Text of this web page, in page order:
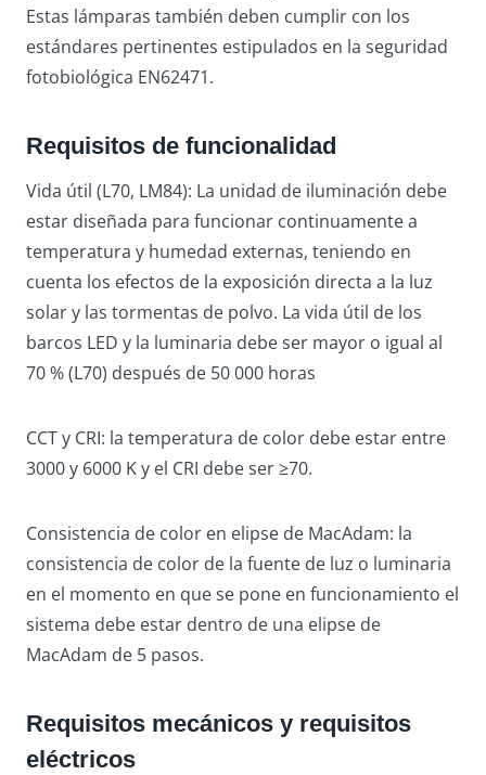
Estas lámparas también deben cumplir con los
estándares pertinentes estipulados en la seguridad
fotobiológica EN62471.
Requisitos de funcionalidad
Vida útil (L70, LM84): La unidad de iluminación debe
estar diseñada para funcionar continuamente a
temperatura y humedad externas, teniendo en
cuenta los efectos de la exposición directa a la luz
solar y las tormentas de polvo. La vida útil de los
barcos LED y la luminaria debe ser mayor o igual al
70 % (L70) después de 50 000 horas
CCT y CRI: la temperatura de color debe estar entre
3000 y 6000 K y el CRI debe ser ≥70.
Consistencia de color en elipse de MacAdam: la
consistencia de color de la fuente de luz o luminaria
en el momento en que se pone en funcionamiento el
sistema debe estar dentro de una elipse de
MacAdam de 5 pasos.
Requisitos mecánicos y requisitos
eléctricos